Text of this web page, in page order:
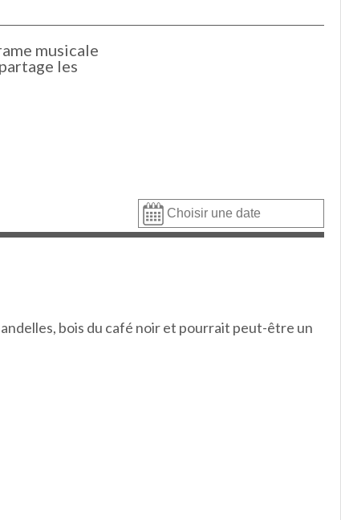
musicale
les
bois du café noir et pourrait peut-être un